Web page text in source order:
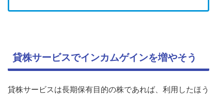
貸株サービスでインカムゲインを増やそう
貸株サービスは長期保有目的の株であれば、利用したほう